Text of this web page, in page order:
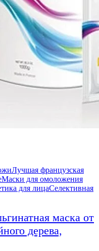
Лучшая французская
Маски для омоложения
для лицаСелективная
маска от
дерева,